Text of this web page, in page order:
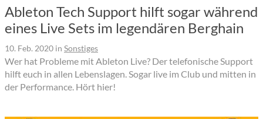
Ableton Tech Support hilft sogar während
eines Live Sets im legendären Berghain
10. Feb. 2020 in Sonstiges
Wer hat Probleme mit Ableton Live? Der telefonische Support
hilft euch in allen Lebenslagen. Sogar live im Club und mitten in
der Performance. Hört hier!